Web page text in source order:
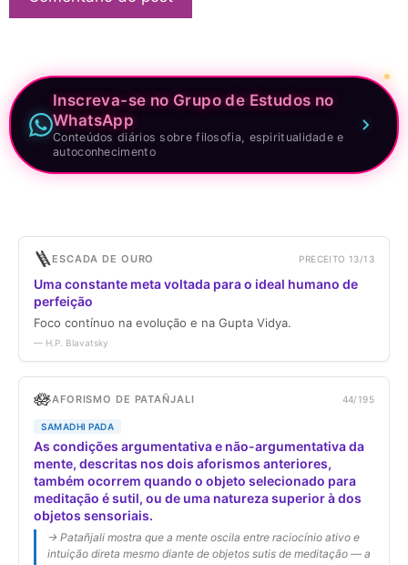
Inscreva-se no Grupo de Estudos no
WhatsApp
Conteúdos diários sobre filosofia, espiritualidade e
autoconhecimento